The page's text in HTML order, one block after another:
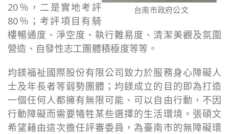
台南市政府公文
20％，二是實地考評
80％；考評項目有騎
樓暢通度、淨空度、執行難易度、清潔美觀及氛圍
營造、自發性志工團體積極度等等。
均鎂福祉國際股份有限公司致力於服務身心障礙人
士及年長者等弱勢團體；均鎂成立的目的即為打造
一個任何人都擁有無限可能、可以自由行動，不因
行動障礙而需要犧牲某些選擇的生活環境。張碩文
希望藉由這次擔任評審委員，為臺南市的無障礙環